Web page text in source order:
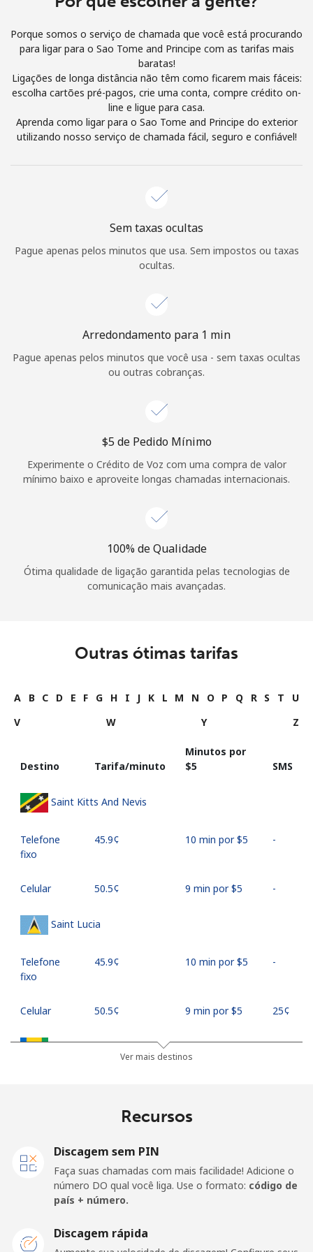
e condições.
Entre
Olá!
Entre ouCADASTRE-SE AGORA →
ou
Porque somos o serviço de chamada que você está procurando
para ligar para o Sao Tome and Principe com as tarifas mais
baratas!
Ligações de longa distância não têm como ficarem mais fáceis:
escolha cartões pré-pagos, crie uma conta, compre crédito on-
line e ligue para casa.
Aprenda como ligar para o Sao Tome and Principe do exterior
utilizando nosso serviço de chamada fácil, seguro e confiável!
Sem taxas ocultas
Pague apenas pelos minutos que usa. Sem impostos ou taxas
ocultas.
Arredondamento para 1 min
Pague apenas pelos minutos que você usa - sem taxas ocultas
ou outras cobranças.
⁦$5⁩ de Pedido Mínimo
Experimente o Crédito de Voz com uma compra de valor
mínimo baixo e aproveite longas chamadas internacionais.
100% de Qualidade
Ótima qualidade de ligação garantida pelas tecnologias de
comunicação mais avançadas.
Outras ótimas tarifas
A B C D E F G H I J K L M N O P Q R S T
U
V
W Y Z
Destino Tarifa/minuto
Minutos por
⁦$5⁩
SMS
Saint Kitts And Nevis
Telefone
fixo
⁦45.9¢⁩ 10 min por ⁦$5⁩ -
Celular ⁦50.5¢⁩ 9 min por ⁦$5⁩ -
Saint Lucia
Telefone
fixo
⁦45.9¢⁩ 10 min por ⁦$5⁩ -
Celular ⁦50.5¢⁩ 9 min por ⁦$5⁩ ⁦25¢⁩
Saint Vincent And The Grenadines
Samoa
Telefone
⁦185.9¢⁩
Ver mais destinos
Recursos
Discagem sem PIN
Faça suas chamadas com mais facilidade! Adicione o
número DO qual você liga. Use o formato: código de
país + número.
Discagem rápida